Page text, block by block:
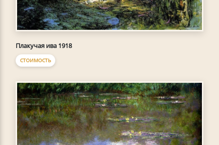
Плакучая ива 1918
СТОИМОСТЬ